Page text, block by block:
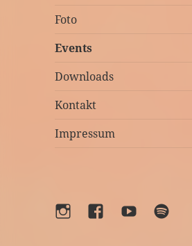
Foto
Events
Downloads
Kontakt
Impressum
InstagramFacebookYouTubeSpotify